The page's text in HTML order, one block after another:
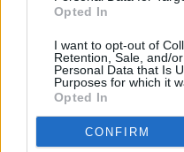
Opted In
I want to opt-out of
Retention, Sale, and/
Personal Data that Is
Purposes for which it
Opted In
CONFIRM
Το νέο Allwyn Store
απλώς ένα ακόμη
της πόλης και το
πολυσύχναστο